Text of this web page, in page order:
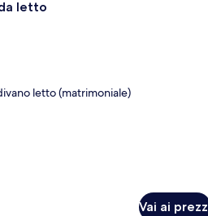
letto
letto (matrimoniale)
Vai ai